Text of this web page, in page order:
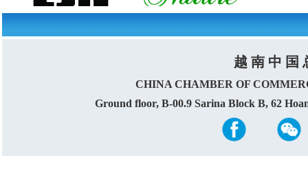
越 南 中 国
CHINA CHAMBER OF
Ground floor, B-00.9 Sarina Block B, 62